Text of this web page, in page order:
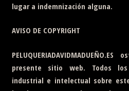
lugar a indemnización alguna.
AVISO DE COPYRIGHT
PELUQUERIADAVIDMADUEÑO.ES
presente sitio web. Todos
industrial e intelectual sobre